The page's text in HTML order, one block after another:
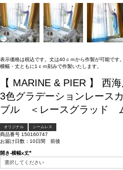
表示価格は税込です。丈は40ｃｍから作製が可能です。
横幅・丈ともに1ｃｍ刻みで作製いたします。
【 MARINE & PIER 】 西
3色グラデーションレース
ブル ＜レースグラッド
オリジナル シームレス
商品番号 150160747
お届け日数：10日間 前後
開き-横幅x丈
(必
須)